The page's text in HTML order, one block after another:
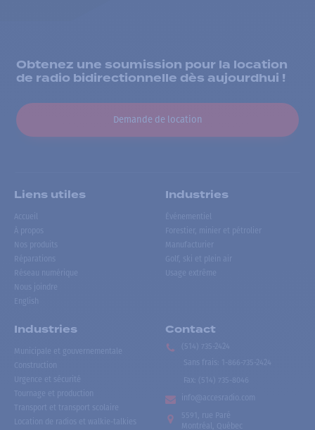
Obtenez une soumission pour la location
de radio bidirectionnelle dès aujourdhui !
Demande de location
Liens utiles
Accueil
À propos
Nos produits
Réparations
Réseau numérique
Nous joindre
English
Industries
Événementiel
Forestier, minier et pétrolier
Manufacturier
Golf, ski et plein air
Usage extrême
Industries
Municipale et gouvernementale
Construction
Urgence et sécurité
Tournage et production
Transport et transport scolaire
Location de radios et walkie-talkies
Contact
(514) 735-2424
Sans frais
1-866-735-2424
Fax:
(514) 735-8046
info@accesradio.com
5591, rue Paré
Montréal, Québec